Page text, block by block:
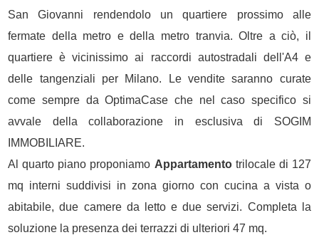
San Giovanni rendendolo un quartiere prossimo alle
fermate della metro e della metro tranvia. Oltre a ciò, il
quartiere è vicinissimo ai raccordi autostradali dell'A4 e
delle tangenziali per Milano. Le vendite saranno curate
come sempre da OptimaCase che nel caso specifico si
avvale della collaborazione in esclusiva di SOGIM
IMMOBILIARE.
Al quarto piano proponiamo Appartamentotrilocale di 127
mq interni suddivisi in zona giorno con cucina a vista o
abitabile, due camere da letto e due servizi. Completa la
soluzione la presenza dei terrazzi di ulteriori 47 mq.